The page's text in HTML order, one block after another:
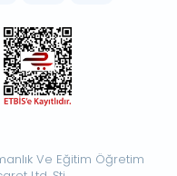
Ve Eğitim Öğretim